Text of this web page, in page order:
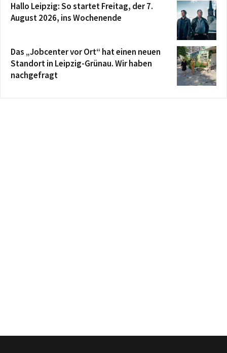
Hallo Leipzig: So startet Freitag, der 7.
August 2026, ins Wochenende
Das „Jobcenter vor Ort“ hat einen neuen
Standort in Leipzig-Grünau. Wir haben
nachgefragt